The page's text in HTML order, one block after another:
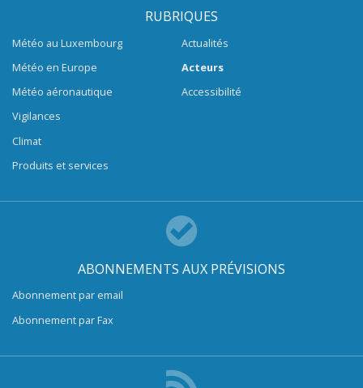
RUBRIQUES
Météo au Luxembourg
Météo en Europe
Météo aéronautique
Vigilances
Climat
Produits et services
Actualités
Acteurs
Accessibilité
ABONNEMENTS AUX PRÉVISIONS
Abonnement par email
Abonnement par Fax